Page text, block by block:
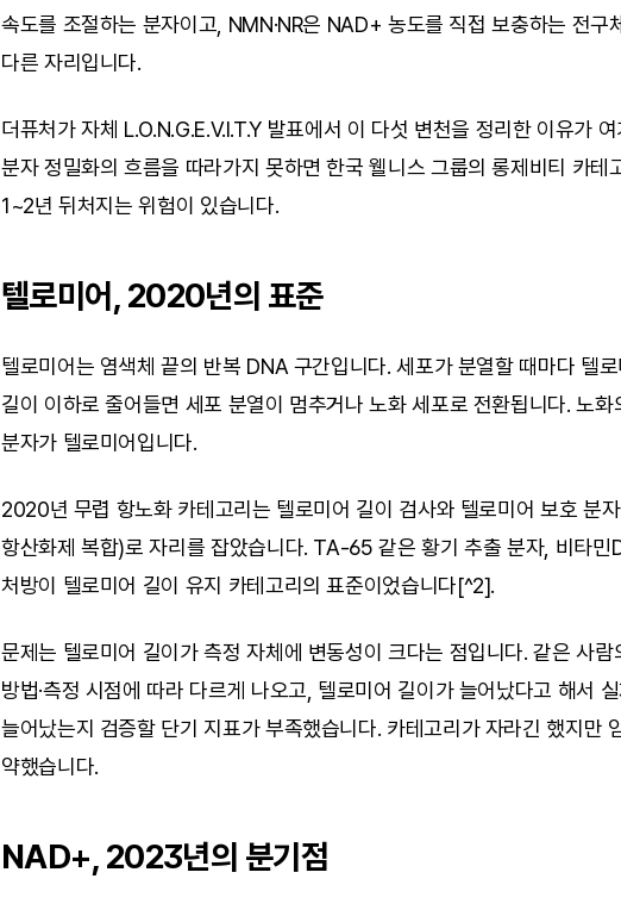
속도를 조절하는 분자이고, NMN·NR은 NAD+ 농도를 직접 보충하는 전구
다른 자리입니다.
더퓨처가 자체 L.O.N.G.E.V.I.T.Y 발표에서 이 다섯 변천을 정리한 이유가
분자 정밀화의 흐름을 따라가지 못하면 한국 웰니스 그룹의 롱제비티 카테
1~2년 뒤처지는 위험이 있습니다.
텔로미어, 2020년의 표준
텔로미어는 염색체 끝의 반복 DNA 구간입니다. 세포가 분열할 때마다 텔
길이 이하로 줄어들면 세포 분열이 멈추거나 노화 세포로 전환됩니다. 노
분자가 텔로미어입니다.
2020년 무렵 항노화 카테고리는 텔로미어 길이 검사와 텔로미어 보호 분자
항산화제 복합)로 자리를 잡았습니다. TA-65 같은 황기 추출 분자, 비타민
처방이 텔로미어 길이 유지 카테고리의 표준이었습니다[^2].
문제는 텔로미어 길이가 측정 자체에 변동성이 크다는 점입니다. 같은 사람
방법·측정 시점에 따라 다르게 나오고, 텔로미어 길이가 늘어났다고 해서 실
늘어났는지 검증할 단기 지표가 부족했습니다. 카테고리가 자라긴 했지만
약했습니다.
NAD+, 2023년의 분기점